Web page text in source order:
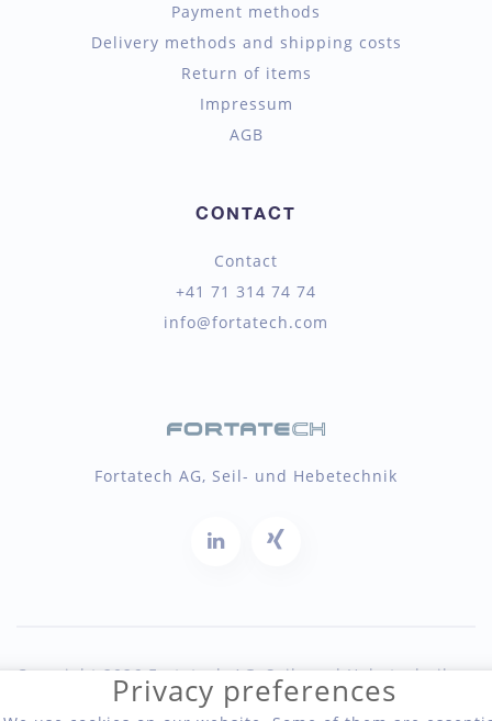
Payment methods
Delivery methods and shipping costs
Return of items
Impressum
AGB
CONTACT
Contact
+41 71 314 74 74
info@fortatech.com
Fortatech AG, Seil- und Hebetechnik
Copyright 2026 Fortatech AG, Seil- und Hebetechnik
Privacy preferences